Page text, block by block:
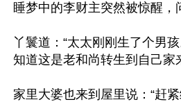
睡梦中的李财主突然被惊醒，
丫鬟道：“太太刚刚生了个男
知道这是老和尚转生到自己家
家里大婆也来到屋里说：“赶